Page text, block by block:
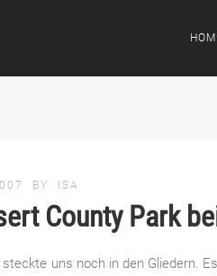
BY ISA
County Park
uns noch in den Gliedern.